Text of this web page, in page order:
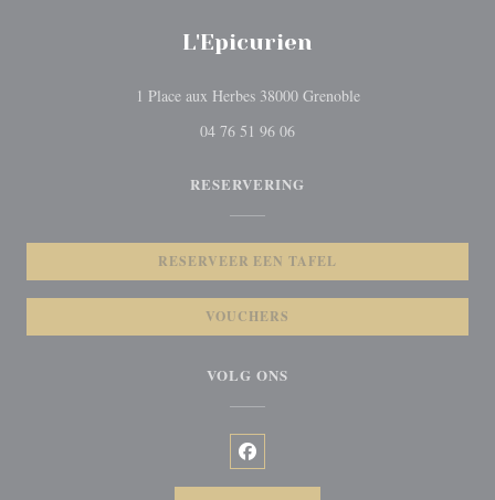
L'Epicurien
1 Place aux Herbes 38000 Grenoble((opent in een nieuw
04 76 51 96 06
RESERVERING
RESERVEER EEN TAFEL
VOUCHERS
VOLG ONS
Facebook ((opent in een nieuw